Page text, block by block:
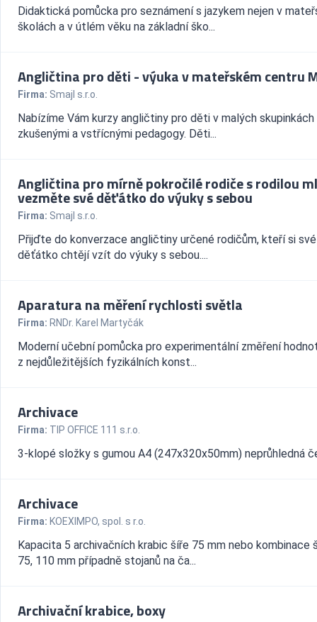
Didaktická pomůcka pro seznámení s jazykem nejen v
školách a v útlém věku na základní ško...
Angličtina pro děti - výuka v mateřském centru
Firma: Smajl s.r.o.
Nabízíme Vám kurzy angličtiny pro děti v malých skupinkách
zkušenými a vstřícnými pedagogy. Děti...
Angličtina pro mírně pokročilé rodiče s rodilou
vezměte své děťátko do výuky s sebou
Firma: Smajl s.r.o.
Přijďte do konverzace angličtiny určené rodičům, kteří si své
děťátko chtějí vzít do výuky s sebou....
Aparatura na měření rychlosti světla
Firma: RNDr. Karel Martyčák
Moderní učební pomůcka pro experimentální změření
z nejdůležitějších fyzikálních konst...
Archivace
Firma: TIP OFFICE 111 s.r.o.
3-klopé složky s gumou A4 (247x320x50mm) neprůhledná
Archivace
Firma: KOEXIMPO, spol. s r.o.
Kapacita 5 archivačních krabic šíře 75 mm nebo kombinace
75, 110 mm případně stojanů na ča...
Archivační krabice, boxy